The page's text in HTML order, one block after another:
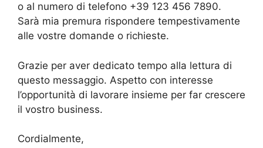
o al numero di telefono +39 123 456 7890.
Sarà mia premura rispondere tempestivamente
alle vostre domande o richieste.
Grazie per aver dedicato tempo alla lettura di
questo messaggio. Aspetto con interesse
l’opportunità di lavorare insieme per far crescere
il vostro business.
Cordialmente,